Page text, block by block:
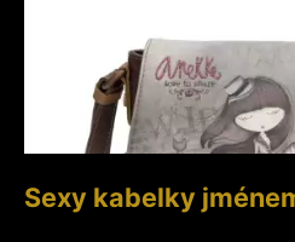
Sexy kabelky